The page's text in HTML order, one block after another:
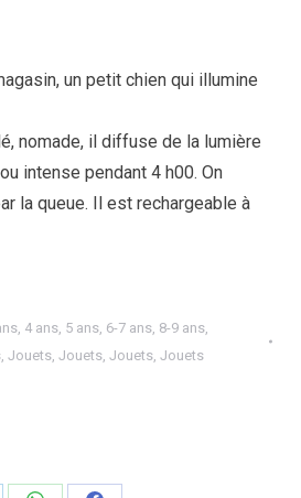
un petit chien qui illumine
nomade, il diffuse de la lumière
intense pendant 4 h00. On
la queue. Il est rechargeable à
4 ans 5 ans 6-7 ans 8-9 ans
Jouets Jouets Jouets Jouets